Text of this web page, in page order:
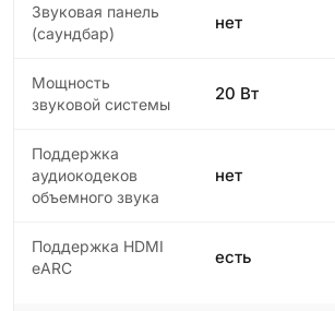
Звуковая панель
(саундбар)
нет
Мощность
звуковой системы
20 Вт
Поддержка
аудиокодеков
объемного звука
нет
Поддержка HDMI
eARC
есть